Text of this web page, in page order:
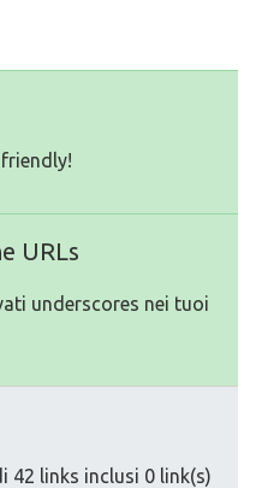
URLs
underscores nei tuoi
links inclusi 0 link(s)